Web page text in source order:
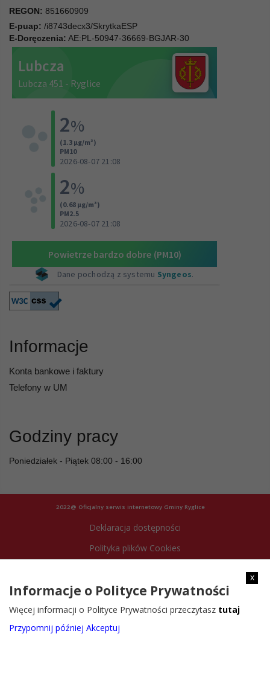
REGON: 851660909
E-puap: /i8743decx3/SkrytkaESP
E-Doręczenia: AE:PL-50947-36669-BGJAR-30
Informacje
Konta bankowe i faktury
Telefony w UM
Godziny pracy
Poniedziałek - Piątek 08:00 - 16:00
2022@ Oficjalny serwis internetowy Gminy Ryglice
Deklaracja dostępności
Polityka plików Cookies
x
Informacje o Polityce Prywatności
Więcej informacji o Polityce Prywatności przeczytasz tutaj
Przypomnij później Akceptuj